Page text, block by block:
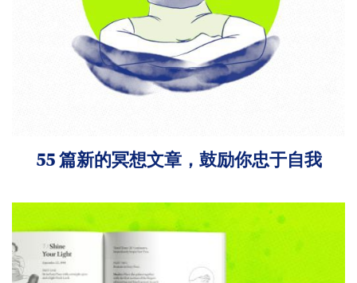
55 篇新的冥想文章，鼓励你忠于自我